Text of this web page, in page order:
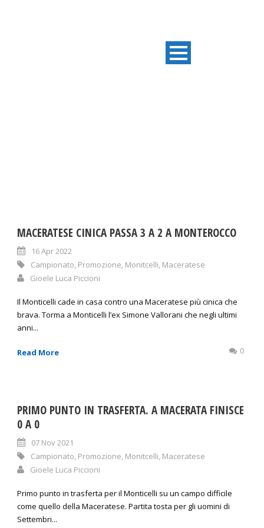
MACERATESE CINICA PASSA 3 A 2 A MONTEROCCO
16 Apr 2022
Campionato, Promozione, Monitcelli, Maceratese
Gioele Luca Piccioni
Il Monticelli cade in casa contro una Maceratese più cinica che
brava. Torma a Monticelli l’ex Simone Vallorani che negli ultimi
anni...
Read More 0
PRIMO PUNTO IN TRASFERTA. A MACERATA FINISCE
0 A 0
07 Nov 2021
Campionato, Promozione, Monitcelli, Maceratese
Gioele Luca Piccioni
Primo punto in trasferta per il Monticelli su un campo difficile
come quello della Maceratese. Partita tosta per gli uomini di
Settembri...